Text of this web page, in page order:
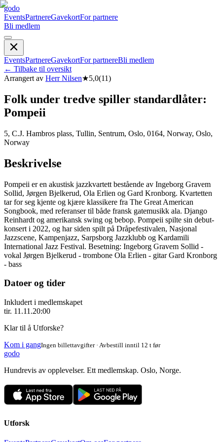
godo
EventsPartnereGavekortFor partnere
Bli medlem
EventsPartnereGavekortFor partnereBli medlem
← Tilbake til oversikt
Arrangert av Herr Nilsen★5,0(11)
Folk under tredve spiller standardlåter:
Pompeii
5, C.J. Hambros plass, Tullin, Sentrum, Oslo, 0164, Norway, Oslo,
Norway
Beskrivelse
Pompeii er en akustisk jazzkvartett bestående av Ingeborg Gravem
Sollid, Jørgen Bjelkerud, Ola Erlien og Gard Kronborg. Kvartetten
tar for seg kjente og kjære klassikere fra The Great American
Songbook, med referanser til både fransk gatemusikk ala. Django
Reinhardt og amerikansk swing og bebop. Pompeii spilte sin debut-
konsert i 2022, og har siden spilt på Dråpefestivalen, Nasjonal
Jazzscene, Kampenjazz, Sarpsborg Jazzklubb og Kardamili
International Jazz Festival. Besetning: Ingeborg Gravem Sollid -
vokal Jørgen Bjelkerud - trombone Ola Erlien - gitar Gard Kronborg
- bass
Datoer og tider
Inkludert i medlemskapet
tir. 11.11.20:00
Klar til å Utforske?
Kom i gangIngen billettavgifter · Avbestill inntil 12 t før
godo
Hundrevis av opplevelser. Ett medlemskap. Oslo, Norge.
Utforsk